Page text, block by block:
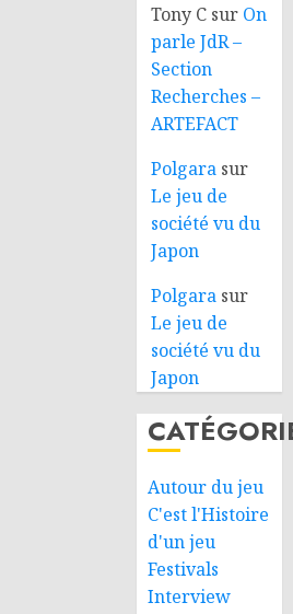
Tony C sur On
parle JdR –
Section
Recherches –
ARTEFACT
Polgara sur
Le jeu de
société vu du
Japon
Polgara sur
Le jeu de
société vu du
Japon
Autour du jeu
C'est l'Histoire
d'un jeu
Festivals
Interview